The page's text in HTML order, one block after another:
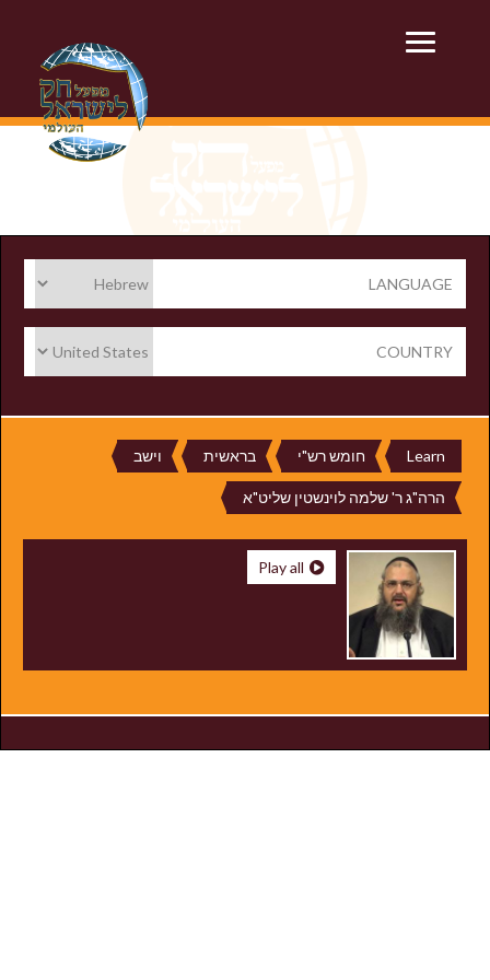
LANGUAGE
COUNTRY
Learn חומש רש"י בראשית וישב
הרה"ג ר' שלמה לוינשטין שליט"א
Play all